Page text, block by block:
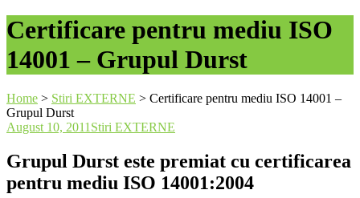
Certificare pentru mediu ISO
14001 – Grupul Durst
Home > Stiri EXTERNE > Certificare pentru mediu ISO 14001 –
Grupul Durst
August 10, 2011 Stiri EXTERNE
Grupul Durst este premiat cu certificarea
pentru mediu ISO 14001:2004